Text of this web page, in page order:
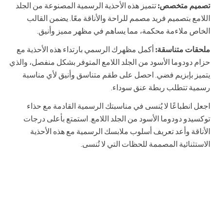
تصميم متخصص: تتميز هذه الأحذية الرسمية المصنوعة من الجلد
اللامع بتصميم فريد مصمم للراحة والأناقة معًا. يضمن القالب
الخاص ملاءمة محكمة، مما يساهم في مظهر مميز وأنيق.
ملحقات متناسقة: أكمل مظهرك الرسمي بارتداء هذه الأحذية مع
حزام دودوما الأسود من الجلد اللامع المتوفر بشكل منفصل، والذي
يتميز بإبزيم فضي. احصل على طقم متناسق وأنيق لأي مناسبة
رسمية تتطلب ربطة عنق سوداء.
اجعل انطباعًا لا يُنسى في مناسبتك الرسمية القادمة مع حذاء
توكسيدو دودوما الأسود من الجلد اللامع. استمتع بأعلى درجات
الأناقة وأعد تعريف أسلوب ملابسك الرسمية مع هذه الأحذية
الاستثنائية المصممة للحظات التي لا تُنسى.